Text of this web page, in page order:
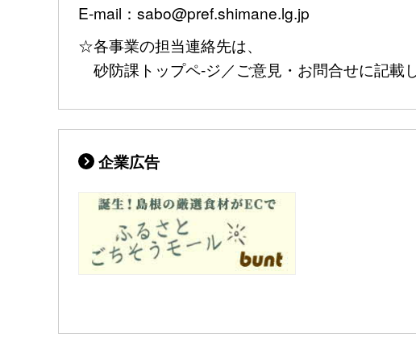
E-mail：sabo@pref.shimane.lg.jp
☆各事業の担当連絡先は、
砂防課トップペ-ジ／ご意見・お問合せに記載
企業広告